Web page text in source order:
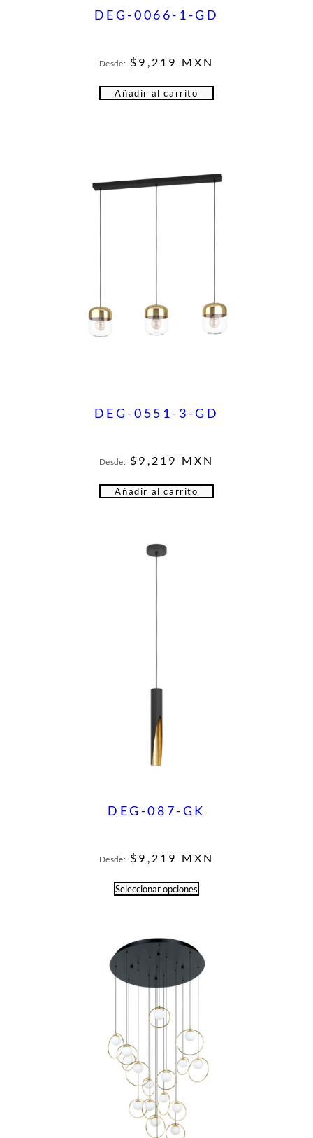
DEG-0066-1-GD
Desde: $ 9,219 MXN
Añadir al carrito
DEG-0551-3-GD
Desde: $ 9,219 MXN
Añadir al carrito
DEG-087-GK
Desde: $ 9,219 MXN
Seleccionar opciones